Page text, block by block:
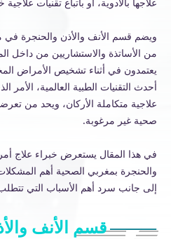
ويضم قسم الأنف والأذن والحنجرة
من الأساتذة والاستشاريين من داخل
يعتمدون في أثناء تشخيص الأمراض
أحدث التقنيات الطبية العالمية،
علاجية متكاملة الأركان، ويحد من
صحية غير مرغوبة.
في هذا المقال يستعرض خبراء علاج
والحنجرة بمغربي الصحية أهم
إلى جانب سرد أهم الأسباب التي
قسم الأنف